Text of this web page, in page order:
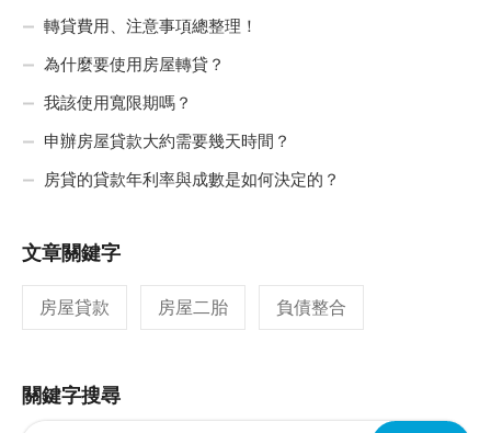
轉貸費用、注意事項總整理！
為什麼要使用房屋轉貸？
我該使用寬限期嗎？
申辦房屋貸款大約需要幾天時間？
房貸的貸款年利率與成數是如何決定的？
文章關鍵字
房屋貸款 房屋二胎 負債整合
關鍵字搜尋